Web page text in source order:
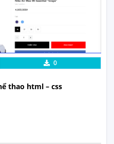
Xem Thực Tế
0
thao html – css